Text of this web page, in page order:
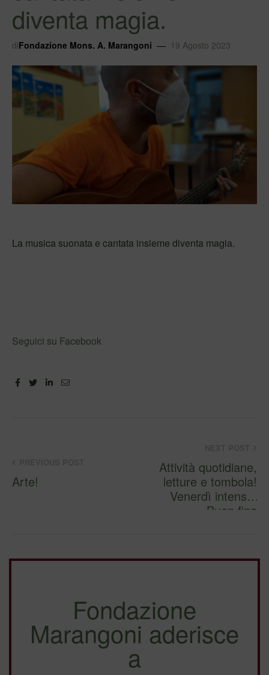
diventa magia.
diFondazione Mons. A. Marangoni 19 Agosto 2023
La musica suonata e cantata insieme diventa magia.
Seguici su Facebook
FacebookTwitterLinkedin
Email
Arte!
Attività quotidiane,
letture e tombola!
Venerdì intenso!
Buon fine
Fondazione
Marangoni aderisce
a